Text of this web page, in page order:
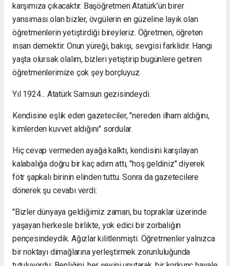
karşımıza çıkacaktır. Başöğretmen Atatürk’ün birer
yansıması olan bizler, övgülerin en güzeline layık olan
öğretmenlerin yetiştirdiği bireyleriz. Öğretmen, öğreten
insan demektir. Onun yüreği, bakışı, sevgisi farklıdır. Hangi
yaşta olursak olalım, bizleri yetiştirip bugünlere getiren
öğretmenlerimize çok şey borçluyuz.
Yıl 1924... Atatürk Samsun gezisindeydi.
Kendisine eşlik eden gazeteciler, "nereden ilham aldığını,
kimlerden kuvvet aldığını" sordular.
Hiç cevap vermeden ayağa kalktı, kendisini karşılayan
kalabalığa doğru bir kaç adım attı, "hoş geldiniz" diyerek
fötr şapkalı birinin elinden tuttu. Sonra da gazetecilere
dönerek şu cevabı verdi:
"Bizler dünyaya geldiğimiz zaman, bu topraklar üzerinde
yaşayan herkesle birlikte, yok edici bir zorbalığın
pençesindeydik. Ağızlar kilitlenmişti. Öğretmenler yalnızca
bir noktayı dimağlarına yerleştirmek zorunluluğunda